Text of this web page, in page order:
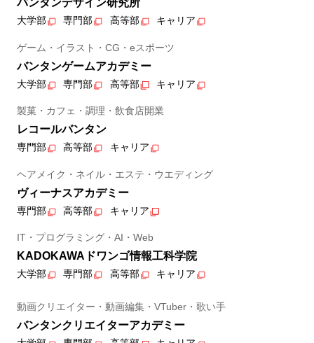
バンタンデザイン研究所
大学部 専門部 高等部 キャリア
ゲーム・イラスト・CG・eスポーツ
バンタンゲームアカデミー
大学部 専門部 高等部 キャリア
製菓・カフェ・調理・飲食店開業
レコールバンタン
専門部 高等部 キャリア
ヘアメイク・ネイル・エステ・ウエディング
ヴィーナスアカデミー
専門部 高等部 キャリア
IT・プログラミング・AI・Web
KADOKAWAドワンゴ情報工科学院
大学部 専門部 高等部 キャリア
動画クリエイター・動画編集・VTuber・歌い手
バンタンクリエイターアカデミー